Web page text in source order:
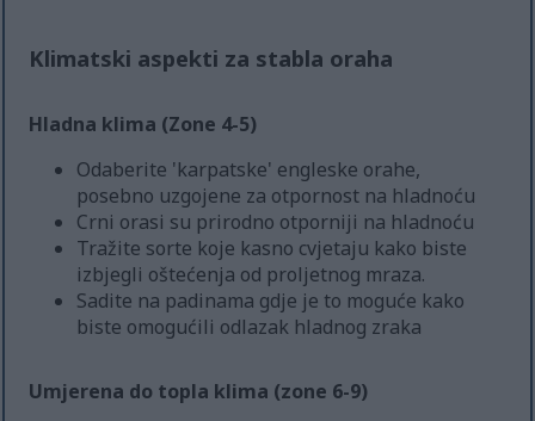
Klimatski aspekti za stabla oraha
Hladna klima (Zone 4-5)
Odaberite 'karpatske' engleske orahe,
posebno uzgojene za otpornost na hladnoću
Crni orasi su prirodno otporniji na hladnoću
Tražite sorte koje kasno cvjetaju kako biste
izbjegli oštećenja od proljetnog mraza.
Sadite na padinama gdje je to moguće kako
biste omogućili odlazak hladnog zraka
Umjerena do topla klima (zone 6-9)